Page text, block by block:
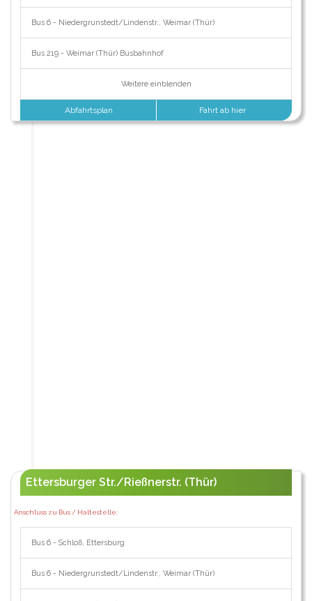
Bus 6 - Niedergrunstedt/Lindenstr., Weimar (Thür)
Bus 219 - Weimar (Thür) Busbahnhof
Weitere einblenden
Abfahrtsplan Fahrt ab hier
Ettersburger Str./Rießnerstr. (Thür)
Anschluss zu Bus / Haltestelle:
Bus 6 - Schloß, Ettersburg
Bus 6 - Niedergrunstedt/Lindenstr., Weimar (Thür)